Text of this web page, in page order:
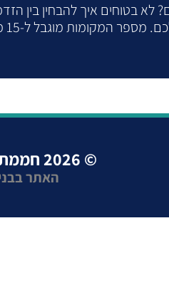
לא בטוחים איך להבחין בין
ל-15 משתתפים כדי לאפשר ליווי אישי.​
© 2026
האתר